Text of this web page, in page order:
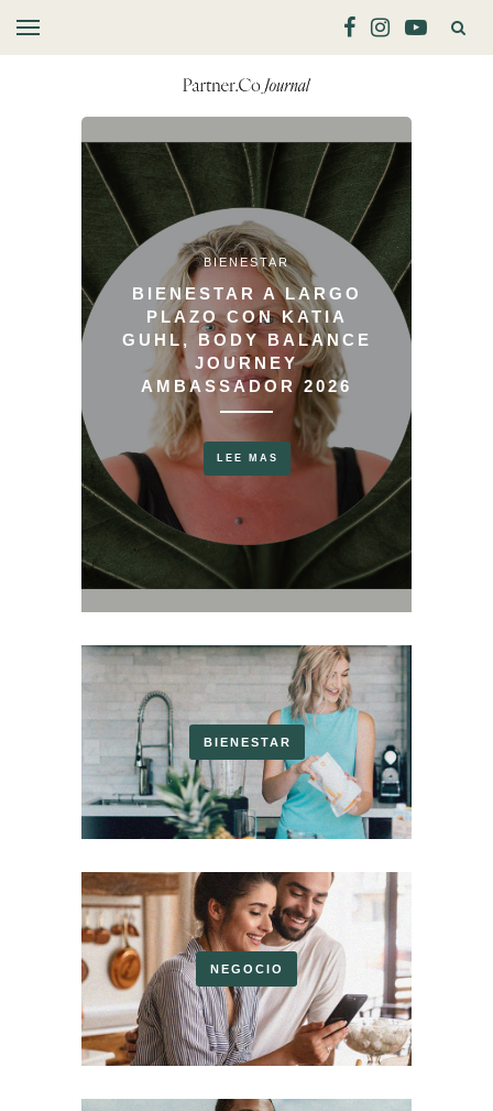
BIENESTAR
BIENESTAR A LARGO
PLAZO CON KATIA
GUHL, BODY BALANCE
JOURNEY
AMBASSADOR 2026
LEE MAS
BIENESTAR
NEGOCIO